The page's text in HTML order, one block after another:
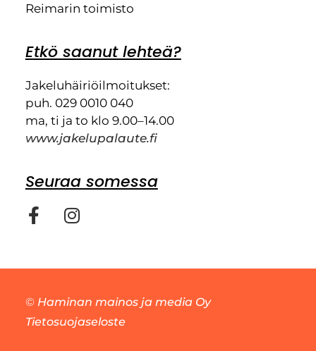
Reimarin toimisto
Etkö saanut lehteä?
Jakeluhäiriöilmoitukset:
puh. 029 0010 040
ma, ti ja to klo 9.00–14.00
www.jakelupalaute.fi
Seuraa somessa
© Haminan mainos ja media Oy
Tietosuojaseloste